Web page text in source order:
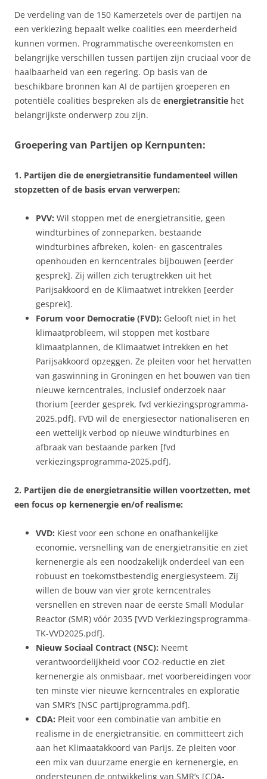
De verdeling van de 150 Kamerzetels over de partijen na
een verkiezing bepaalt welke coalities een meerderheid
kunnen vormen. Programmatische overeenkomsten en
belangrijke verschillen tussen partijen zijn cruciaal voor de
haalbaarheid van een regering. Op basis van de
beschikbare bronnen kan AI de partijen groeperen en
potentiële coalities bespreken als de energietransitie het
belangrijkste onderwerp zou zijn.
Groepering van Partijen op Kernpunten:
1. Partijen die de energietransitie fundamenteel willen
stopzetten of de basis ervan verwerpen:
PVV: Wil stoppen met de energietransitie, geen
windturbines of zonneparken, bestaande
windturbines afbreken, kolen- en gascentrales
openhouden en kerncentrales bijbouwen [eerder
gesprek]. Zij willen zich terugtrekken uit het
Parijsakkoord en de Klimaatwet intrekken [eerder
gesprek].
Forum voor Democratie (FVD): Gelooft niet in het
klimaatprobleem, wil stoppen met kostbare
klimaatplannen, de Klimaatwet intrekken en het
Parijsakkoord opzeggen. Ze pleiten voor het hervatten
van gaswinning in Groningen en het bouwen van tien
nieuwe kerncentrales, inclusief onderzoek naar
thorium [eerder gesprek, fvd verkiezingsprogramma-
2025.pdf]. FVD wil de energiesector nationaliseren en
een wettelijk verbod op nieuwe windturbines en
afbraak van bestaande parken [fvd
verkiezingsprogramma-2025.pdf].
2. Partijen die de energietransitie willen voortzetten, met
een focus op kernenergie en/of realisme:
VVD: Kiest voor een schone en onafhankelijke
economie, versnelling van de energietransitie en ziet
kernenergie als een noodzakelijk onderdeel van een
robuust en toekomstbestendig energiesysteem. Zij
willen de bouw van vier grote kerncentrales
versnellen en streven naar de eerste Small Modular
Reactor (SMR) vóór 2035 [VVD Verkiezingsprogramma-
TK-VVD2025.pdf].
Nieuw Sociaal Contract (NSC): Neemt
verantwoordelijkheid voor CO2-reductie en ziet
kernenergie als onmisbaar, met voorbereidingen voor
ten minste vier nieuwe kerncentrales en exploratie
van SMR’s [NSC partijprogramma.pdf].
CDA: Pleit voor een combinatie van ambitie en
realisme in de energietransitie, en committeert zich
aan het Klimaatakkoord van Parijs. Ze pleiten voor
een mix van duurzame energie en kernenergie, en
ondersteunen de ontwikkeling van SMR’s [CDA-